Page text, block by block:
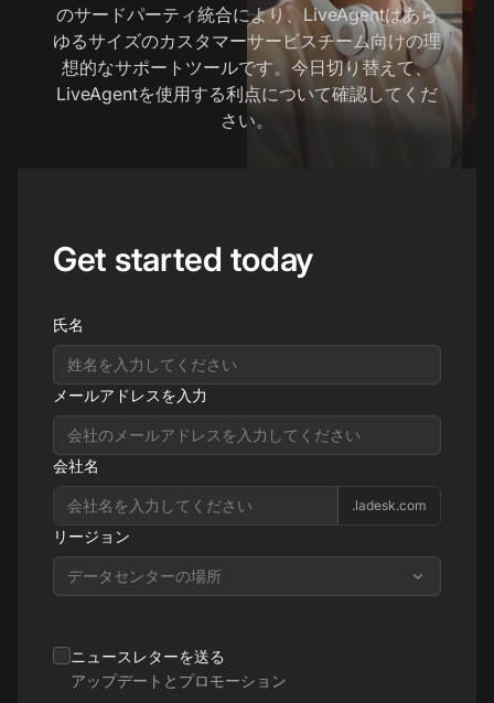
のサードパーティ統合により、LiveAgentはあら
ゆるサイズのカスタマーサービスチーム向けの理
想的なサポートツールです。今日切り替えて、
LiveAgentを使用する利点について確認してくだ
さい。
Get started today
氏名
メールアドレスを入力
会社名
.ladesk.com
リージョン
データセンターの場所
ニュースレターを送る
アップデートとプロモーション